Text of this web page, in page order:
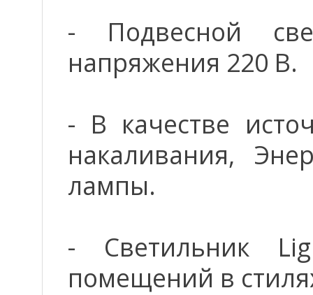
- Подвесной
напряжения 220 В.
- В качестве
накаливания,
лампы.
- Светильник
помещений в